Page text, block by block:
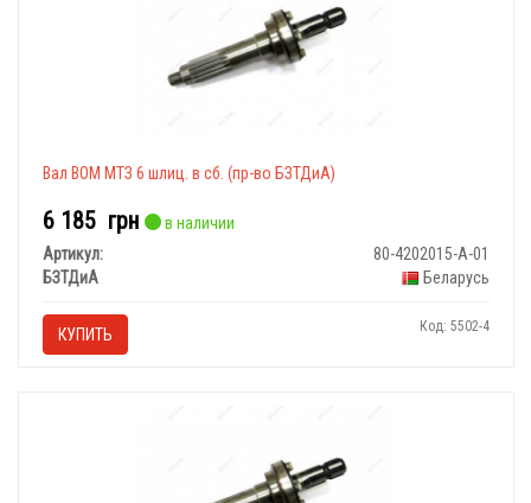
Вал ВОМ МТЗ 6 шлиц. в сб. (пр-во БЗТДиА)
6 185 грн
в наличии
Артикул:
80-4202015-А-01
БЗТДиА
Беларусь
КУПИТЬ Код: 5502-4